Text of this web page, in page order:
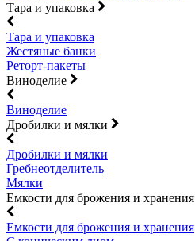
Тара и упаковка
Тара и упаковка
Жестяные банки
Реторт-пакеты
Виноделие
Виноделие
Дробилки и мялки
Дробилки и мялки
Гребнеотделитель
Мялки
Емкости для брожения и хранения
Емкости для брожения и хранения